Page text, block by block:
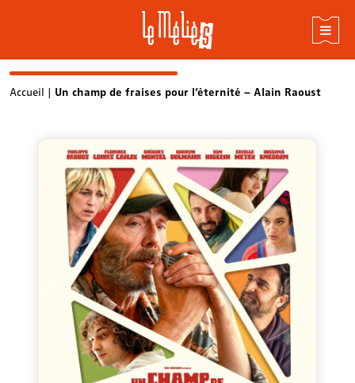
SkipAccueil | Un champ de fraises pour l’éternité – Alain Raoust